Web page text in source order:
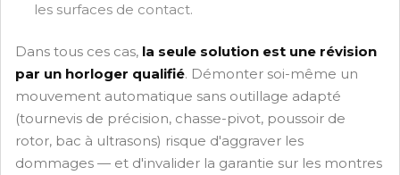
les surfaces de contact.
Dans tous ces cas, la seule solution est une révision
par un horloger qualifié. Démonter soi-même un
mouvement automatique sans outillage adapté
(tournevis de précision, chasse-pivot, poussoir de
rotor, bac à ultrasons) risque d'aggraver les
dommages — et d'invalider la garantie sur les montres